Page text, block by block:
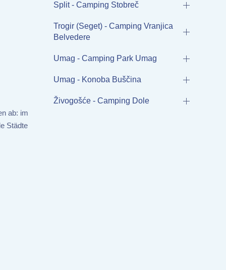
ab: im
Städte
Split - Camping Stobreč
Trogir (Seget) - Camping Vranjica
Belvedere
Umag - Camping Park Umag
Umag - Konoba Buščina
Živogošće - Camping Dole